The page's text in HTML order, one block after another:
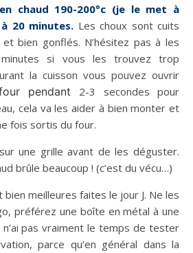
chaud 190-200°c (je le met à
20 minutes. Les choux sont cuits
bien gonflés. N’hésitez pas à les
si vous les trouvez trop
la cuisson vous pouvez ouvrir
pendant 2-3 secondes pour
cela va les aider à bien monter et
fois sortis du four.
une grille avant de les déguster.
brûle beaucoup ! (c’est du vécu…)
meilleures faites le jour J. Ne les
préférez une boîte en métal à une
pas vraiment le temps de tester
parce qu’en général dans la